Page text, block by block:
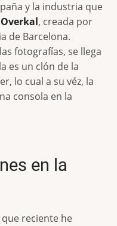
y la industria que
Overkal, creada por
de Barcelona.
fotografías, se llega
es un clón de la
lo cual a su véz, la
consola en la
en la
reciente he